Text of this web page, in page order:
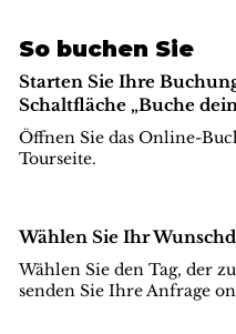
So buchen Sie
Starten Sie Ihre
Schaltfläche „Buche
Öffnen Sie das Online-
Tourseite.
Wählen Sie Ihr
Wählen Sie den Tag, der
senden Sie Ihre Anfrage